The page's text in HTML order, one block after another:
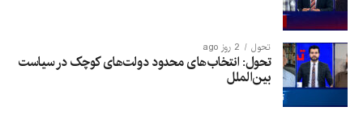
تحول 2 روز ago
تحول: انتخاب‌های محدود دولت‌های کوچک در سیاست
بین‌الملل